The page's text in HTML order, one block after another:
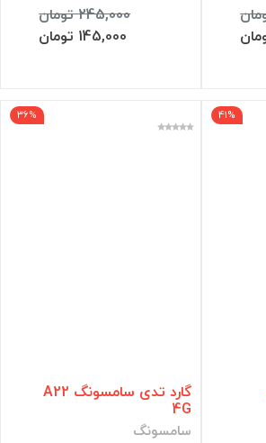
245,000 تومان
145,000 تومان
41%
36%
گارد تدی سامسونگ A22
4G
سامسونگ